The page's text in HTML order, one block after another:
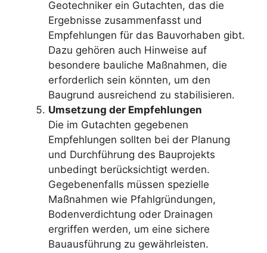
Geotechniker ein Gutachten, das die
Ergebnisse zusammenfasst und
Empfehlungen für das Bauvorhaben gibt.
Dazu gehören auch Hinweise auf
besondere bauliche Maßnahmen, die
erforderlich sein könnten, um den
Baugrund ausreichend zu stabilisieren.
Umsetzung der Empfehlungen
Die im Gutachten gegebenen
Empfehlungen sollten bei der Planung
und Durchführung des Bauprojekts
unbedingt berücksichtigt werden.
Gegebenenfalls müssen spezielle
Maßnahmen wie Pfahlgründungen,
Bodenverdichtung oder Drainagen
ergriffen werden, um eine sichere
Bauausführung zu gewährleisten.